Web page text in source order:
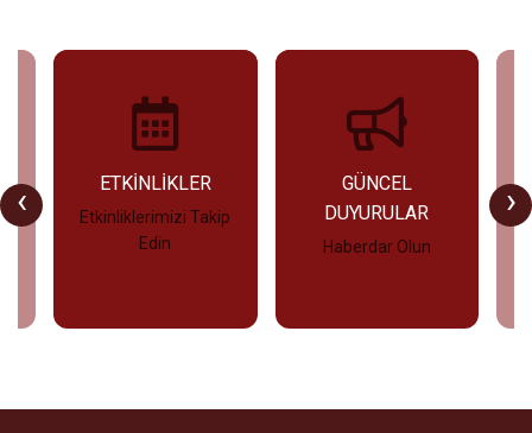
‹ ›
ETKİNLİKLER
Etkinliklerimizi Takip
Edin
GÜNCEL
DUYURULAR
Haberdar Olun